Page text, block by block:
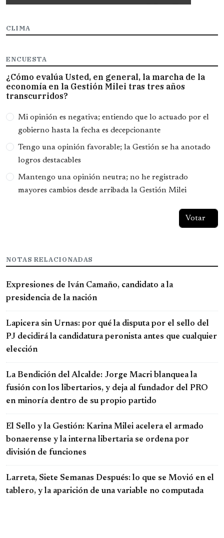
CLIMA
ENCUESTA
¿Cómo evalúa Usted, en general, la marcha de la
economía en la Gestión Milei tras tres años
transcurridos?
Opciones
Mi opinión es negativa; entiendo que lo actuado por el
gobierno hasta la fecha es decepcionante
Tengo una opinión favorable; la Gestión se ha anotado
logros destacables
Mantengo una opinión neutra; no he registrado
mayores cambios desde arribada la Gestión Milei
NOTAS RELACIONADAS
Expresiones de Iván Camaño, candidato a la
presidencia de la nación
Lapicera sin Urnas: por qué la disputa por el sello del
PJ decidirá la candidatura peronista antes que cualquier
elección
La Bendición del Alcalde: Jorge Macri blanquea la
fusión con los libertarios, y deja al fundador del PRO
en minoría dentro de su propio partido
El Sello y la Gestión: Karina Milei acelera el armado
bonaerense y la interna libertaria se ordena por
división de funciones
Larreta, Siete Semanas Después: lo que se Movió en el
tablero, y la aparición de una variable no computada